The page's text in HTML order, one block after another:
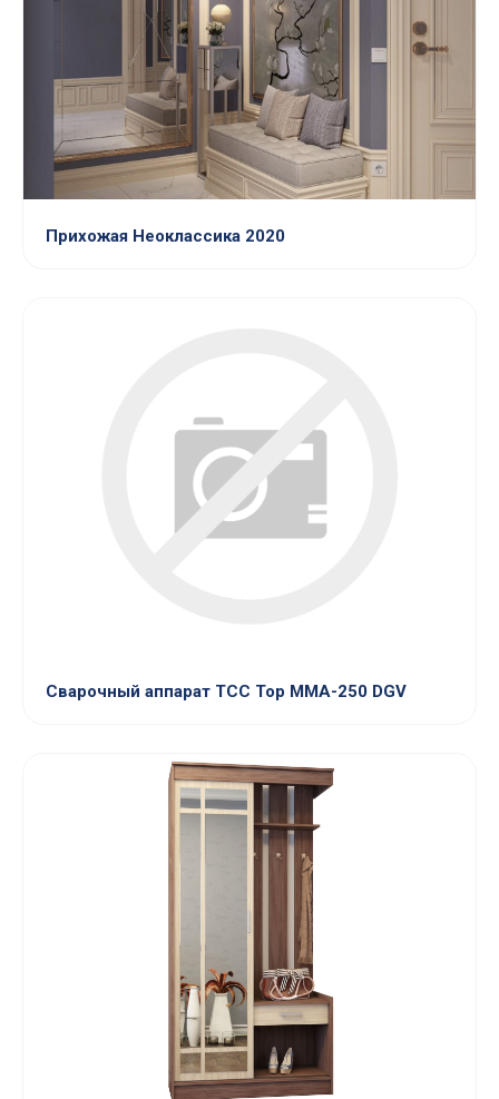
Прихожая Неоклассика 2020
Сварочный аппарат ТСС Top MMA-250 DGV